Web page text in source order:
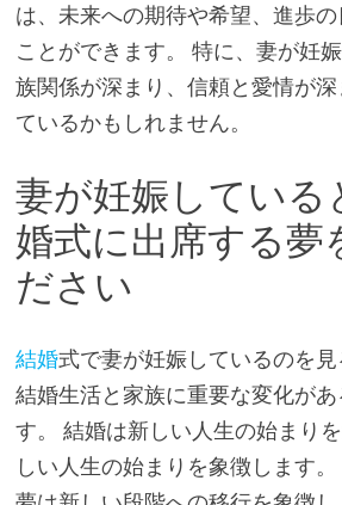
は、未来への期待や希望、進歩
ことができます。 特に、妻が妊
族関係が深まり、信頼と愛情が
ているかもしれません。
妻が妊娠している
婚式に出席する夢
ださい
結婚式で妻が妊娠しているのを
結婚生活と家族に重要な変化があ
す。 結婚は新しい人生の始まり
しい人生の始まりを象徴します